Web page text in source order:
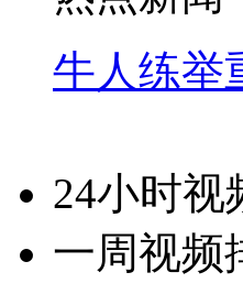
牛人练举
24小时视
一周视频